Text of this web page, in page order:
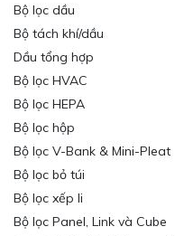
Bộ lọc dầu
Bộ tách khí/dầu
Dầu tổng hợp
Bộ lọc HVAC
Bộ lọc HEPA
Bộ lọc hộp
Bộ lọc V-Bank & Mini-Pleat
Bộ lọc bỏ túi
Bộ lọc xếp li
Bộ lọc Panel, Link và Cube